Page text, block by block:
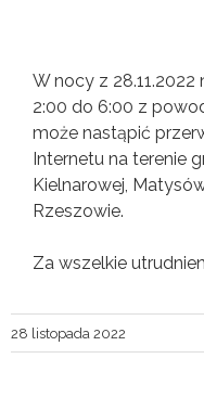
W nocy z 28.11.2022
2:00 do 6:00 z
może nastąpić
Internetu na terenie
Kielnarowej,
Rzeszowie.
Za wszelkie
28 listopada 2022